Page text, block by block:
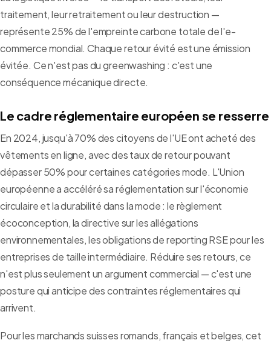
traitement, leur retraitement ou leur destruction —
représente 25% de l'empreinte carbone totale de l'e-
commerce mondial. Chaque retour évité est une émission
évitée. Ce n'est pas du greenwashing : c'est une
conséquence mécanique directe.
Le cadre réglementaire européen se resserre
En 2024, jusqu'à 70% des citoyens de l'UE ont acheté des
vêtements en ligne, avec des taux de retour pouvant
dépasser 50% pour certaines catégories mode. L'Union
européenne a accéléré sa réglementation sur l'économie
circulaire et la durabilité dans la mode : le règlement
écoconception, la directive sur les allégations
environnementales, les obligations de reporting RSE pour les
entreprises de taille intermédiaire. Réduire ses retours, ce
n'est plus seulement un argument commercial — c'est une
posture qui anticipe des contraintes réglementaires qui
arrivent.
Pour les marchands suisses romands, français et belges, cet